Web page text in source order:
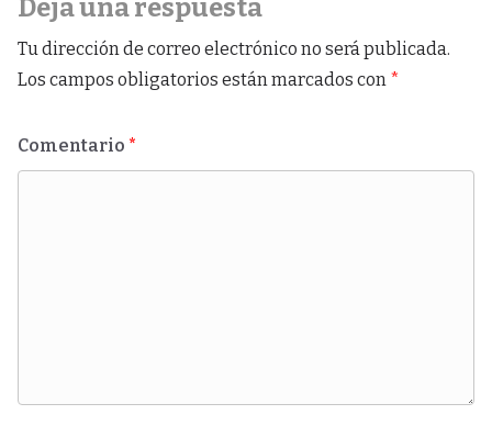
Deja una respuesta
Tu dirección de correo electrónico no será publicada.
Los campos obligatorios están marcados con *
Comentario *